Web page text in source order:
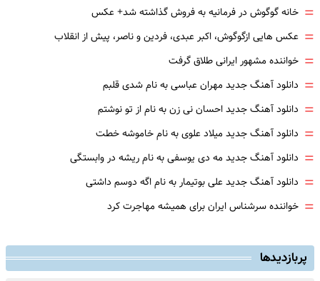
= خانه گوگوش در فرمانیه به فروش گذاشته شد+ عکس
= عکس هایی ازگوگوش، اکبر عبدی، فردین و ناصر، پیش از انقلاب
= خواننده مشهور ایرانی طلاق گرفت
= دانلود آهنگ جدید مهران عباسی به نام شدی قلبم
= دانلود آهنگ جدید احسان نی زن به نام از تو نوشتم
= دانلود آهنگ جدید میلاد علوی به نام خاموشه خطت
= دانلود آهنگ جدید مه دی یوسفی به نام ریشه در وابستگی
= دانلود آهنگ جدید علی بوتیمار به نام اگه دوسم داشتی
= خواننده سرشناس ایران برای همیشه مهاجرت کرد
پربازدیدها